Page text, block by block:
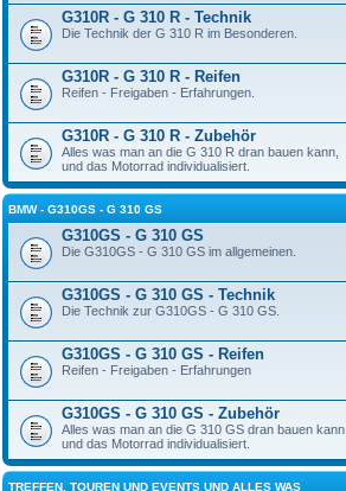
G310R - G 310 R - Technik
Die Technik der G 310 R im Besonderen.
G310R - G 310 R - Reifen
Reifen - Freigaben - Erfahrungen.
G310R - G 310 R - Zubehör
Alles was man an die G 310 R dran bauen kann,
und das Motorrad individualisiert.
BMW - G310GS - G 310 GS
G310GS - G 310 GS
Die G310GS - G 310 GS im allgemeinen.
G310GS - G 310 GS - Technik
Die Technik zur G310GS - G 310 GS.
G310GS - G 310 GS - Reifen
Reifen - Freigaben - Erfahrungen
G310GS - G 310 GS - Zubehör
Alles was man an die G 310 GS dran bauen kann,
und das Motorrad individualisiert.
TREFFEN, TOUREN UND EVENTS UND ALLES WAS